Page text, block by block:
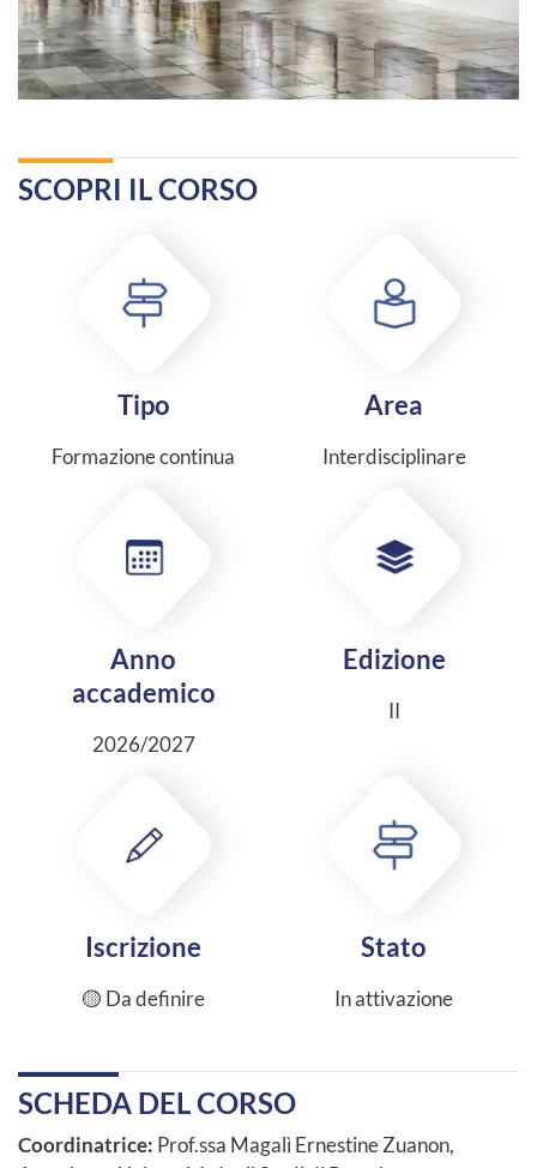
SCOPRI IL CORSO
Tipo
Formazione continua
Area
Interdisciplinare
Anno
accademico
2026/2027
Edizione
II
Iscrizione
🟡 Da definire
Stato
In attivazione
SCHEDA DEL CORSO
Coordinatrice: Prof.ssa Magalì Ernestine Zuanon,